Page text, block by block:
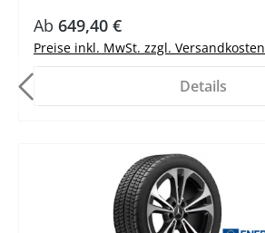
Ab 649,40 €
Preise inkl. MwSt. zzgl. Versandkosten
Details